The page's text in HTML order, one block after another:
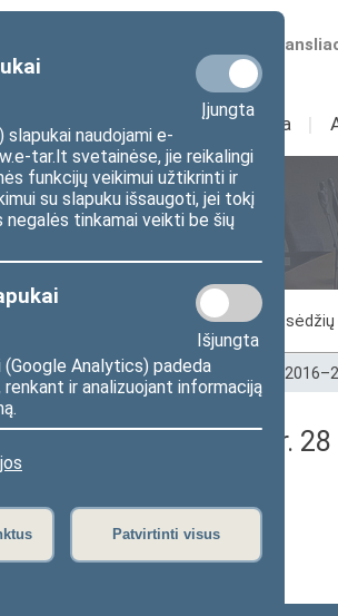
Įjungta
slapukai naudojami e-
tar.lt svetainėse, jie reikalingi
funkcijų veikimui užtikrinti ir
su slapuku išsaugoti, jei tokį
tinkamai veikti be šių
Išjungta
(Google Analytics) padeda
ir analizuojant informaciją
Patvirtinti visus
Numatomos
Sudėtis Veikla I
posėdžiai
Posėdžiai
>Seimo posėdžiai>Kadencijos
Seimo rytinis posėdis Nr.
Stenograma
Vaizdo įrašas